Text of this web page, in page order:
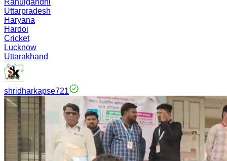
Rahulgandhi
Uttarpradesh
Haryana
Hardoi
Cricket
Lucknow
Uttarakhand
shridharkapse721